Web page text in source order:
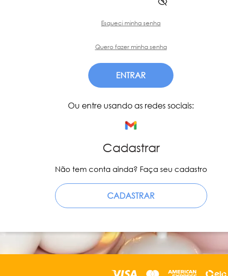
Esqueci minha senha
Quero fazer minha senha
ENTRAR
Ou entre usando as redes sociais:
Cadastrar
Não tem conta ainda? Faça seu cadastro
CADASTRAR